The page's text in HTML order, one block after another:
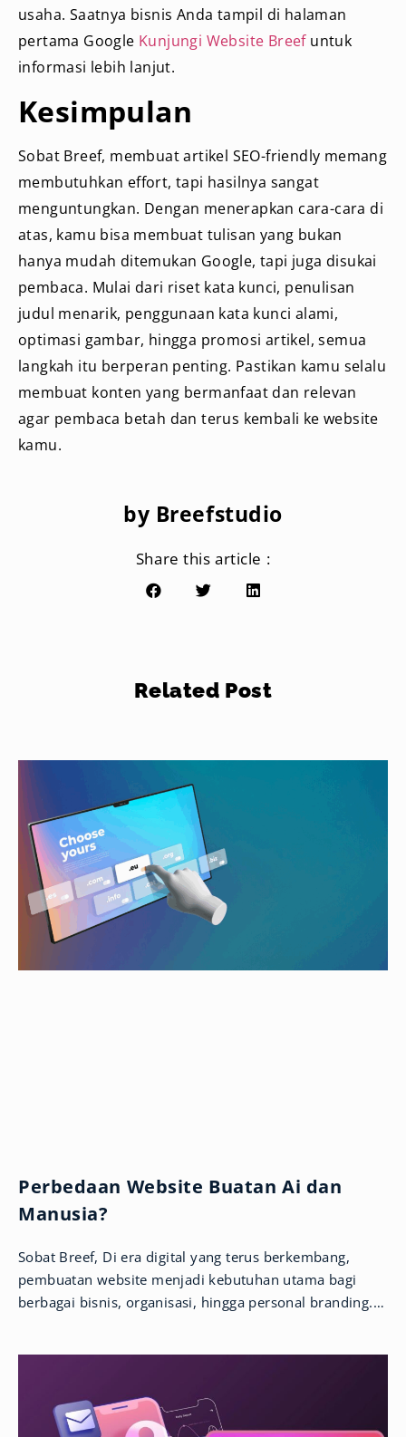
usaha. Saatnya bisnis Anda tampil di halaman
pertama Google Kunjungi Website Breefuntuk
informasi lebih lanjut.
Kesimpulan
Sobat Breef, membuat artikel SEO-friendly memang
membutuhkan effort, tapi hasilnya sangat
menguntungkan. Dengan menerapkan cara-cara di
atas, kamu bisa membuat tulisan yang bukan
hanya mudah ditemukan Google, tapi juga disukai
pembaca. Mulai dari riset kata kunci, penulisan
judul menarik, penggunaan kata kunci alami,
optimasi gambar, hingga promosi artikel, semua
langkah itu berperan penting. Pastikan kamu selalu
membuat konten yang bermanfaat dan relevan
agar pembaca betah dan terus kembali ke website
kamu.
by Breefstudio
Share this article :
Related Post
Perbedaan Website Buatan Ai dan
Manusia?
Sobat Breef, Di era digital yang terus berkembang,
pembuatan website menjadi kebutuhan utama bagi
berbagai bisnis, organisasi, hingga personal branding.